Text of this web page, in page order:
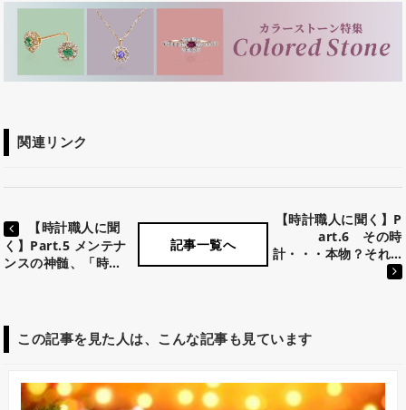
関連リンク
【時計職人に聞
く】Part.5 メンテナ
ンスの神髄、「時…
記事一覧へ
【時計職人に聞く】P
art.6 その時
計・・・本物？それ…
この記事を見た人は、こんな記事も見ています